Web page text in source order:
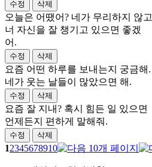
오늘은 어땠어? 네가 무리하지 않고
너 자신을 잘 챙기고 있으면 좋겠
어.
요즘 어떤 하루를 보내는지 궁금해.
네가 웃는 날들이 많았으면 해.
요즘 잘 지내? 혹시 힘든 일 있으면
언제든지 편하게 말해줘.
12345678910